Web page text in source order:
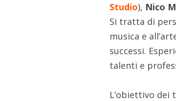
Studio), Nico
Si tratta di
musica e
successi.
talenti e
L’obiettivo dei